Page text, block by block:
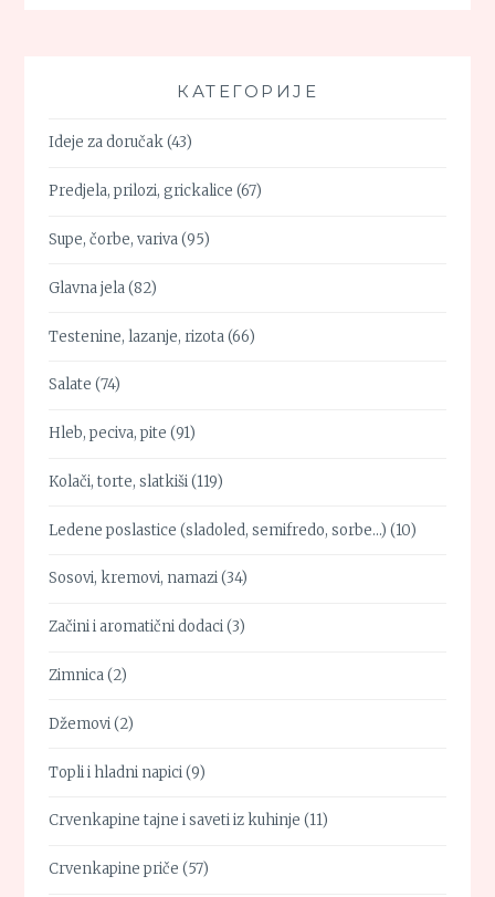
КАТЕГОРИЈЕ
Ideje za doručak(43)
Predjela, prilozi, grickalice (67)
Supe, čorbe, variva(95)
Glavna jela(82)
Testenine, lazanje, rizota(66)
Salate (74)
Hleb, peciva, pite (91)
Kolači, torte, slatkiši(119)
Ledene poslastice (sladoled, semifredo, sorbe…) (10)
Sosovi, kremovi, namazi(34)
Začini i aromatični dodaci(3)
Zimnica(2)
Džemovi(2)
Topli i hladni napici(9)
Crvenkapine tajne i saveti iz kuhinje (11)
Crvenkapine priče (57)